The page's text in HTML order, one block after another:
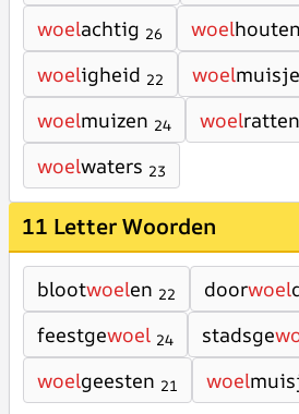
woelachtig 26 woelhouten
woeligheid 22 woelmuisje
woelmuizen 24 woelratten
woelwaters 23
11 Letter Woorden
blootwoelen 22 doorwoel
feestgewoel 24 stadsge
woelgeesten 21 woel